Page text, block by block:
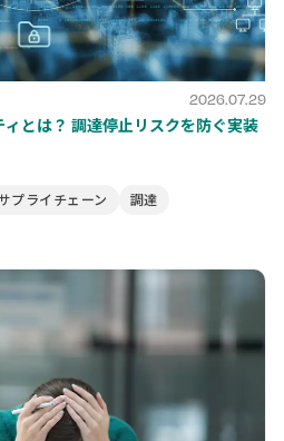
2026.07.29
とは？ 調達停止リスクを防ぐ実装
プライチェーン 調達